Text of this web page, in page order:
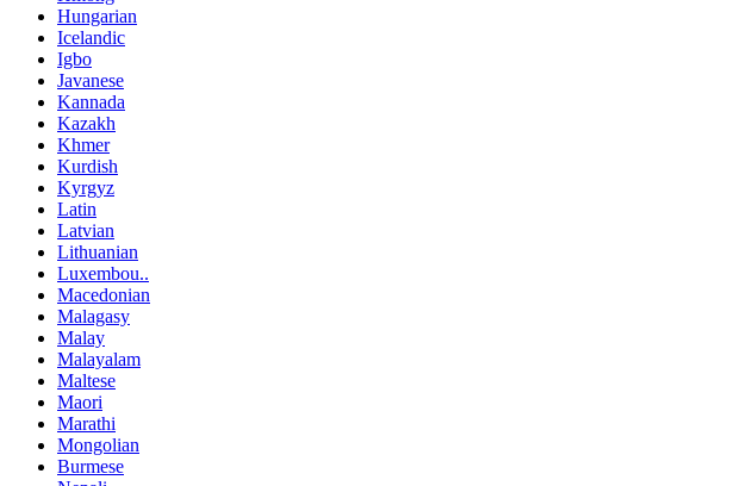
Hungarian
Icelandic
Igbo
Javanese
Kannada
Kazakh
Khmer
Kurdish
Kyrgyz
Latin
Latvian
Lithuanian
Luxembou..
Macedonian
Malagasy
Malay
Malayalam
Maltese
Maori
Marathi
Mongolian
Burmese